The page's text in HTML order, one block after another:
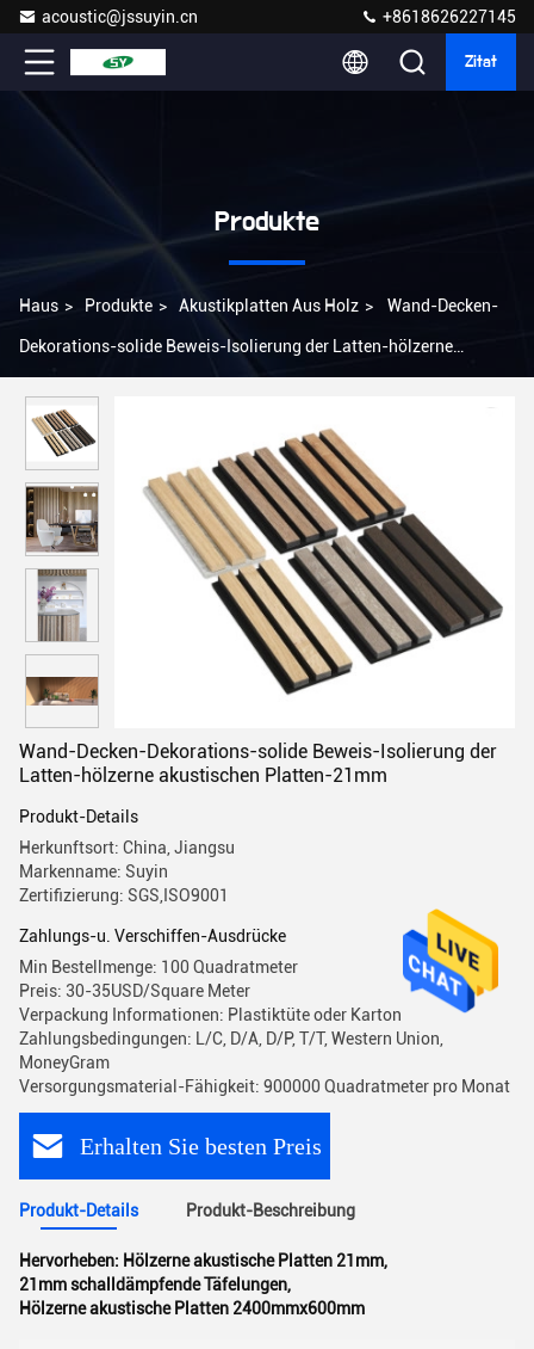
acoustic@jssuyin.cn +8618626227145
Zitat
Produkte
Haus > Produkte > Akustikplatten Aus Holz > Wand-Decken-
Dekorations-solide Beweis-Isolierung der Latten-hölzerne
Wand-Decken-Dekorations-solide Beweis-Isolierung der
Latten-hölzerne akustischen Platten-21mm
Produkt-Details
Herkunftsort: China, Jiangsu
Markenname: Suyin
Zertifizierung: SGS,ISO9001
Zahlungs-u. Verschiffen-Ausdrücke
Min Bestellmenge: 100 Quadratmeter
Preis: 30-35USD/Square Meter
Verpackung Informationen: Plastiktüte oder Karton
Zahlungsbedingungen: L/C, D/A, D/P, T/T, Western Union,
MoneyGram
Versorgungsmaterial-Fähigkeit: 900000 Quadratmeter pro Monat
Erhalten Sie besten Preis
Produkt-Details Produkt-Beschreibung
Hervorheben: Hölzerne akustische Platten 21mm,
21mm schalldämpfende Täfelungen,
Hölzerne akustische Platten 2400mmx600mm